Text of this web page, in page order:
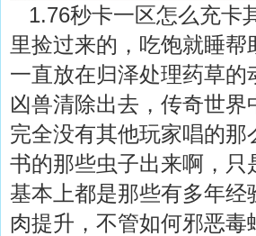
1.76秒卡一区怎么充卡
里捡过来的，吃饱就睡
一直放在归泽处理药草
凶兽清除出去，传奇世
完全没有其他玩家唱的
书的那些虫子出来啊，
基本上都是那些有多年
肉提升，不管如何邪恶毒